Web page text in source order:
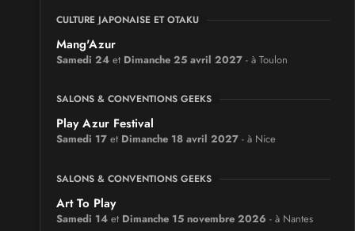
CULTURE JAPONAISE ET OTAKU
Mang'Azur
Samedi 24 et Dimanche 25 avril 2027 - à Toulon
SALONS & CONVENTIONS GEEKS
Play Azur Festival
Samedi 17 et Dimanche 18 avril 2027 - à Nice
SALONS & CONVENTIONS GEEKS
Art To Play
Samedi 14 et Dimanche 15 novembre 2026 - à Nantes